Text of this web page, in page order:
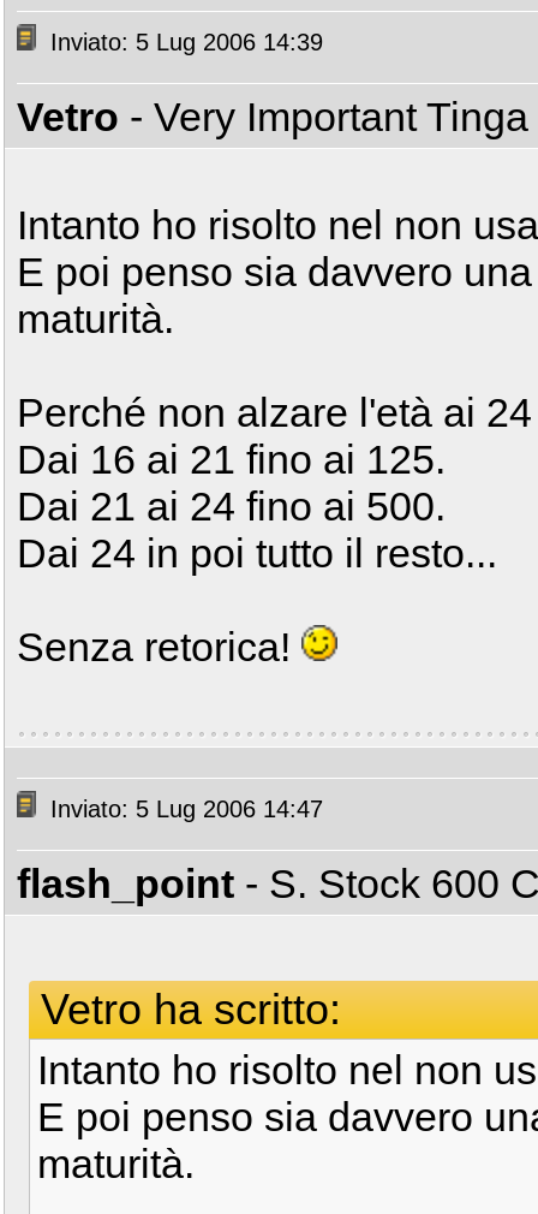
Inviato: 5 Lug 2006 14:39
Vetro - Very Important Tinga
Intanto ho risolto nel non
E poi penso sia davvero
maturità.
Perché non alzare l'età ai
Dai 16 ai 21 fino ai 125.
Dai 21 ai 24 fino ai 500.
Dai 24 in poi tutto il resto...
Senza retorica!
Inviato: 5 Lug 2006 14:47
flash_point - S. Stock 600
Vetro ha scritto:
Intanto ho risolto nel non
E poi penso sia davvero
maturità.